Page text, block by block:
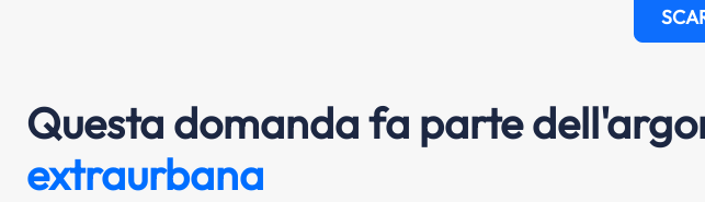
Questa domanda fa parte
extraurbana